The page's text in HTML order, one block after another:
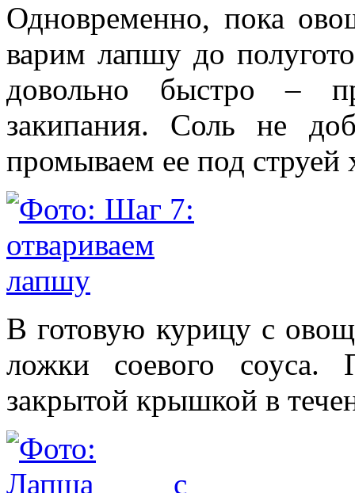
Одновременно, пока
варим лапшу до
довольно быстро –
закипания. Соль не
промываем ее под струей
В готовую курицу с
ложки соевого
закрытой крышкой в